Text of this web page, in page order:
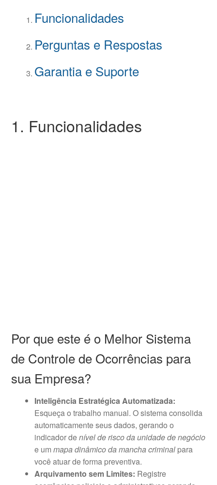
Funcionalidades
Perguntas e Respostas
Garantia e Suporte
1. Funcionalidades
Por que este é o Melhor Sistema
de Controle de Ocorrências para
sua Empresa?
Inteligência Estratégica Automatizada:
Esqueça o trabalho manual. O sistema consolida
automaticamente seus dados, gerando o
indicador denível de risco da unidade de negócio
e um mapa dinâmico da mancha criminalpara
você atuar de forma preventiva.
Arquivamento sem Limites: Registre